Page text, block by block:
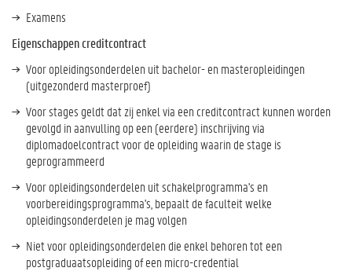
Examens
Eigenschappen creditcontract
Voor opleidingsonderdelen uit bachelor- en masteropleidingen
(uitgezonderd masterproef)
Voor stages geldt dat zij enkel via een creditcontract kunnen worden
gevolgd in aanvulling op een (eerdere) inschrijving via
diplomadoelcontract voor de opleiding waarin de stage is
geprogrammeerd
Voor opleidingsonderdelen uit schakelprogramma's en
voorbereidingsprogramma's, bepaalt de faculteit welke
opleidingsonderdelen je mag volgen
Niet voor opleidingsonderdelen die enkel behoren tot een
postgraduaatsopleiding of een micro-credential